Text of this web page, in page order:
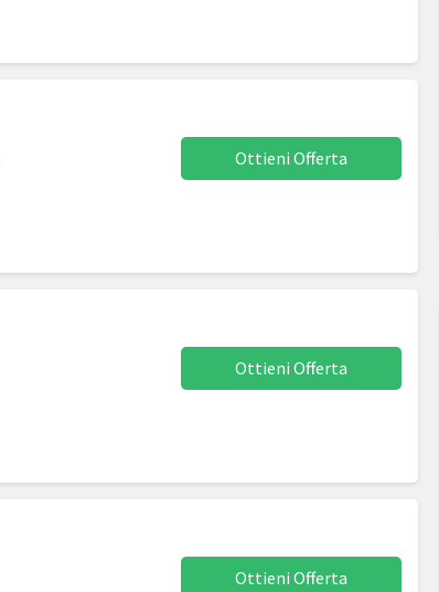
Ottieni Offerta
Ottieni Offerta
Ottieni Offerta